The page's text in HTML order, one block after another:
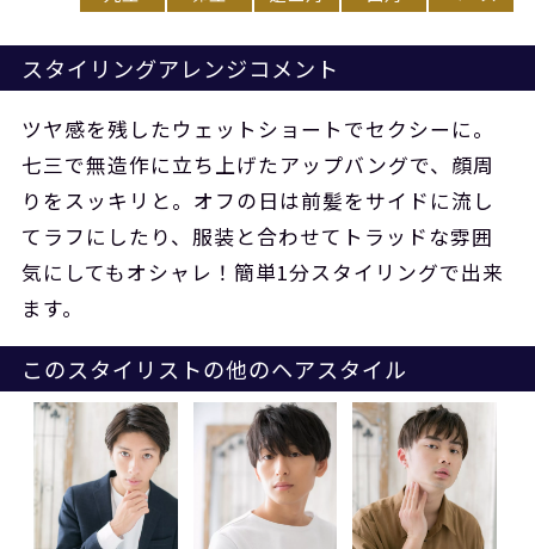
スタイリングアレンジコメント
ツヤ感を残したウェットショートでセクシーに。
七三で無造作に立ち上げたアップバングで、顔周
りをスッキリと。オフの日は前髪をサイドに流し
てラフにしたり、服装と合わせてトラッドな雰囲
気にしてもオシャレ！簡単1分スタイリングで出来
ます。
このスタイリストの他のヘアスタイル